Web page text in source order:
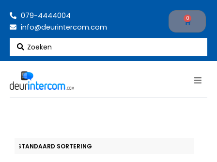
naar
inhoud
079-4444004
info@deurintercom.com
0 Cart
Search
...